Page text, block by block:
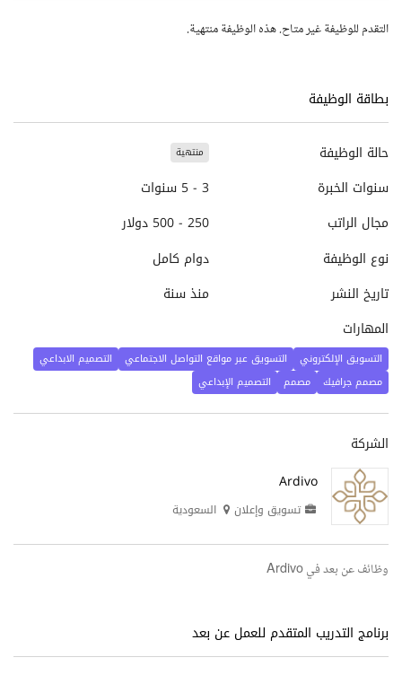
التقدم للوظيفة غير متاح. هذه الوظيفة منتهية.
بطاقة الوظيفة
حالة الوظيفة منتهية
سنوات الخبرة
3 - 5 سنوات
مجال الراتب
250 - 500 دولار
نوع الوظيفة
دوام كامل
تاريخ النشر
منذ سنة
المهارات
التسويق الإلكتروني التسويق عبر مواقع التواصل الاجتماعي
التصميم الابداعي
مصمم جرافيك
مصمم التصميم الإبداعي
الشركة
Ardivo
تسويق وإعلان السعودية
وظائف عن بعد في Ardivo
برنامج التدريب المتقدم للعمل عن بعد